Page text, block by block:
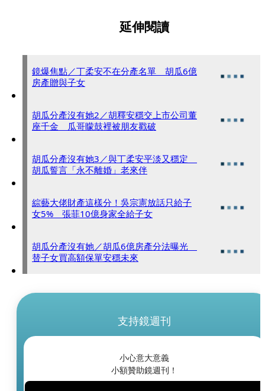
延伸閱讀
鏡爆焦點／丁柔安不在分產名單 胡瓜6億
房產贈與子女
胡瓜分產沒有她2／胡釋安穩交上市公司董
座千金 瓜哥矇鼓裡被朋友戳破
胡瓜分產沒有她3／與丁柔安平淡又穩定
胡瓜誓言「永不離婚」老來伴
綜藝大佬財產這樣分！吳宗憲放話只給子
女5% 張菲10億身家全給子女
胡瓜分產沒有她／胡瓜6億房產分法曝光
替子女買高額保單安穩未來
支持鏡週刊
小心意大意義
小額贊助鏡週刊！